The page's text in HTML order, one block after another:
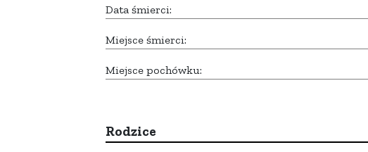
Data śmierci:
Miejsce śmierci:
Miejsce pochówku:
Rodzice